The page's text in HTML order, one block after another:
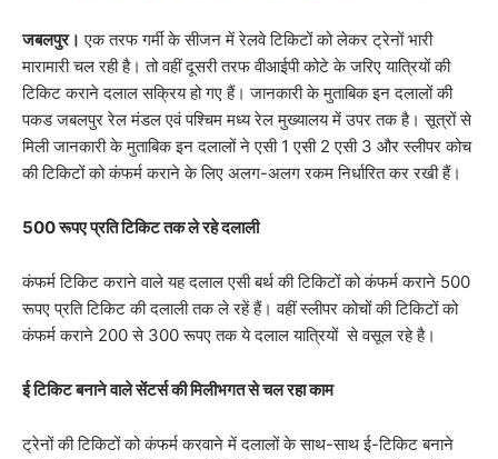
जबलपुर। एक तरफ गर्मी के सीजन में रेलवे टिकिटों को लेकर ट्रेनों भारी
मारामारी चल रही है। तो वहीं दूसरी तरफ वीआईपी कोटे के जरिए यात्रियों की
टिकिट कराने दलाल सक्रिय हो गए हैं। जानकारी के मुताबिक इन दलालों की
पकड जबलपुर रेल मंडल एवं पश्चिम मध्य रेल मुख्यालय में उपर तक है। सूत्रों से
मिली जानकारी के मुताबिक इन दलालों ने एसी 1 एसी 2 एसी 3 और स्लीपर कोच
की टिकिटों को कंफर्म कराने के लिए अलग-अलग रकम निर्धारित कर रखी हैं।
500 रूपए प्रति टिकिट तक ले रहे दलाली
कंफर्म टिकिट कराने वाले यह दलाल एसी बर्थ की टिकिटों को कंफर्म कराने 500
रूपए प्रति टिकिट की दलाली तक ले रहें हैं। वहीं स्लीपर कोचों की टिकिटों को
कंफर्म कराने 200 से 300 रूपए तक ये दलाल यात्रियों से वसूल रहे है।
ई टिकिट बनाने वाले सेंटर्स की मिलीभगत से चल रहा काम
ट्रेनों की टिकिटों को कंफर्म करवाने में दलालों के साथ-साथ ई-टिकिट बनाने